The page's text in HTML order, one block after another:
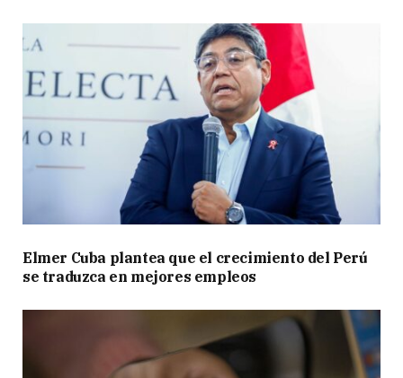
Elmer Cuba plantea que el crecimiento del Perú
se traduzca en mejores empleos